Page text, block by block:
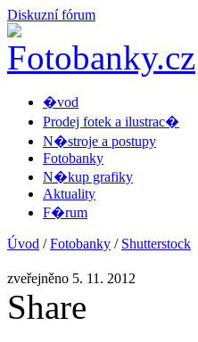
Diskuzní fórum
�vod
Prodej fotek a ilustrac�
N�stroje a postupy
Fotobanky
N�kup grafiky
Aktuality
F�rum
Úvod /Fotobanky / Shutterstock
zveřejněno 5. 11. 2012
Share